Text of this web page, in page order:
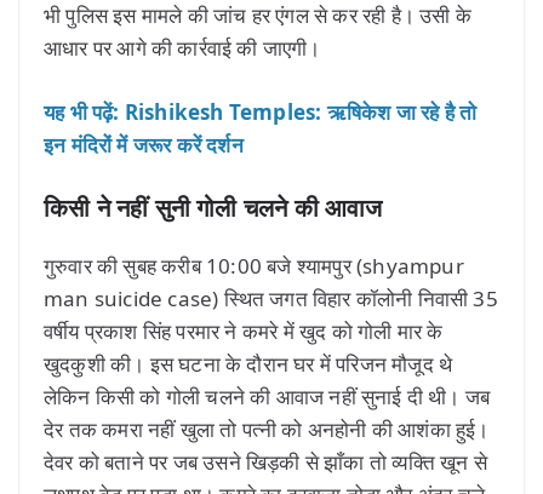
भी पुलिस इस मामले की जांच हर एंगल से कर रही है। उसी के
आधार पर आगे की कार्रवाई की जाएगी।
यह भी पढ़ें: Rishikesh Temples: ऋषिकेश जा रहे है तो
इन मंदिरों में जरूर करें दर्शन
किसी ने नहीं सुनी गोली चलने की आवाज
गुरुवार की सुबह करीब 10:00 बजे श्यामपुर (shyampur
man suicide case) स्थित जगत विहार कॉलोनी निवासी 35
वर्षीय प्रकाश सिंह परमार ने कमरे में खुद को गोली मार के
खुदकुशी की। इस घटना के दौरान घर में परिजन मौजूद थे
लेकिन किसी को गोली चलने की आवाज नहीं सुनाई दी थी। जब
देर तक कमरा नहीं खुला तो पत्नी को अनहोनी की आशंका हुई।
देवर को बताने पर जब उसने खिड़की से झाँका तो व्यक्ति खून से